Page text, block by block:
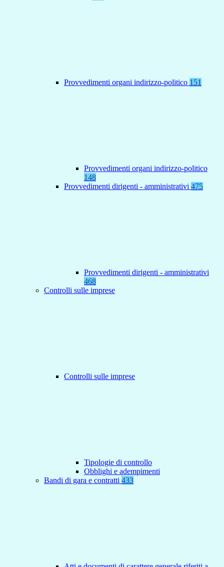
Provvedimenti organi indirizzo-politico 151
Provvedimenti organi indirizzo-politico
148
Provvedimenti dirigenti - amministrativi 475
Provvedimenti dirigenti - amministrativi
468
Controlli sulle imprese
Controlli sulle imprese
Tipologie di controllo
Obblighi e adempimenti
Bandi di gara e contratti 433